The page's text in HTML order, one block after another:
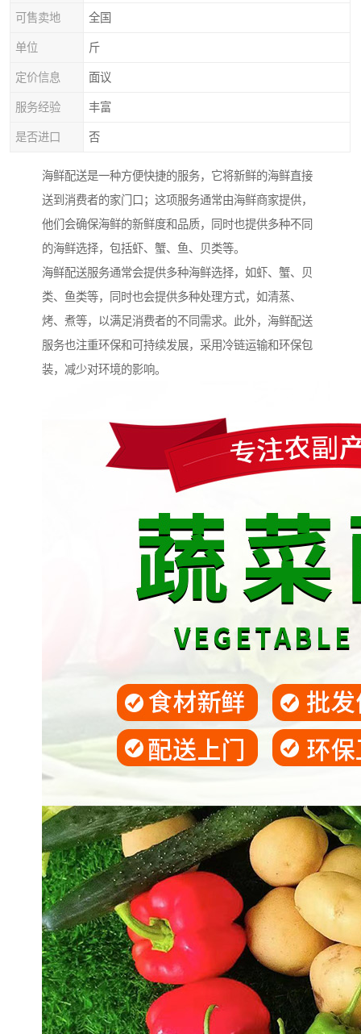
可售卖地 全国
单位 斤
定价信息 面议
服务经验 丰富
是否进口 否
海鲜配送是一种方便快捷的服务，它将新鲜的海鲜直接
送到消费者的家门口；这项服务通常由海鲜商家提供，
他们会确保海鲜的新鲜度和品质，同时也提供多种不同
的海鲜选择，包括虾、蟹、鱼、贝类等。
海鲜配送服务通常会提供多种海鲜选择，如虾、蟹、贝
类、鱼类等，同时也会提供多种处理方式，如清蒸、
烤、煮等，以满足消费者的不同需求。此外，海鲜配送
服务也注重环保和可持续发展，采用冷链运输和环保包
装，减少对环境的影响。